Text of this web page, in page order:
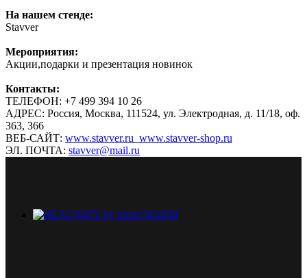
На нашем стенде:
Stavver
Мероприятия:
Акции,подарки и презентация новинок
Контакты:
ТЕЛЕФОН: +7 499 394 10 26
АДРЕС: Россия, Москва, 111524, ул. Электродная, д. 11/18, оф.
363, 366
ВЕБ-САЙТ: www.stavver.ru www.stavver-shop.ru
ЭЛ. ПОЧТА: stavver@mail.ru